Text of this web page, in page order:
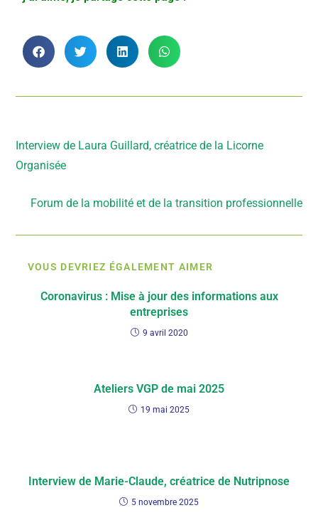
Interview de Laura Guillard, créatrice de la Licorne
Organisée
Forum de la mobilité et de la transition professionnelle
VOUS DEVRIEZ ÉGALEMENT AIMER
Coronavirus : Mise à jour des informations aux
entreprises
9 avril 2020
Ateliers VGP de mai 2025
19 mai 2025
Interview de Marie-Claude, créatrice de Nutripnose
5 novembre 2025